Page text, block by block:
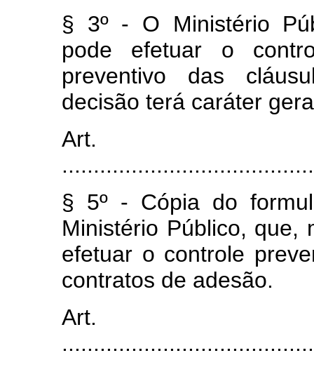
§ 3º - O Ministério
pode efetuar o
preventivo das
decisão terá caráter
§ 5º - Cópia do
Ministério Público, que,
efetuar o controle
contratos de adesão.